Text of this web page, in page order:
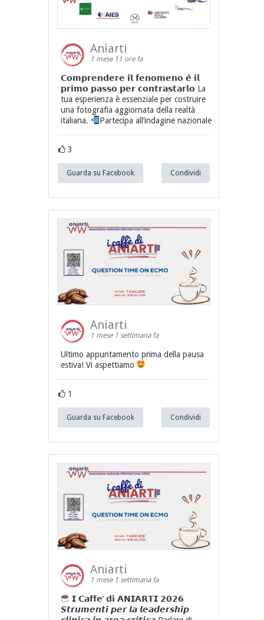
Aniarti
1 mese 11 ore fa
𝗖𝗼𝗺𝗽𝗿𝗲𝗻𝗱𝗲𝗿𝗲 𝗶𝗹 𝗳𝗲𝗻𝗼𝗺𝗲𝗻𝗼 𝗲̀ 𝗶𝗹
𝗽𝗿𝗶𝗺𝗼 𝗽𝗮𝘀𝘀𝗼 𝗽𝗲𝗿 𝗰𝗼𝗻𝘁𝗿𝗮𝘀𝘁𝗮𝗿𝗹𝗼 La
tua esperienza è essenziale per costruire
una fotografia aggiornata della realtà
italiana.
Partecipa all’indagine nazionale
3
Guarda su Facebook Condividi
Aniarti
1 mese 1 settimana fa
Ultimo appuntamento prima della pausa
estiva! Vi aspettiamo
1
Guarda su Facebook Condividi
Aniarti
1 mese 1 settimana fa
𝗜 𝗖𝗮𝗳𝗳𝗲’ 𝗱𝗶 𝗔𝗡𝗜𝗔𝗥𝗧𝗜 𝟮𝟬𝟮𝟲
𝙎𝙩𝙧𝙪𝙢𝙚𝙣𝙩𝙞 𝙥𝙚𝙧 𝙡𝙖 𝙡𝙚𝙖𝙙𝙚𝙧𝙨𝙝𝙞𝙥